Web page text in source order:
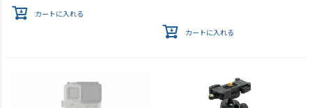
カートに入れる
カートに入れる